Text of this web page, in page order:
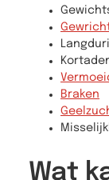
Braken
Wat